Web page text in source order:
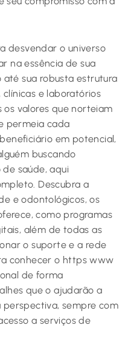
desvendar o universo
na essência de sua
sua robusta estrutura
e laboratórios
os valores que norteiam
permeia cada
em potencial,
buscando
saúde, aqui
Descubra a
e odontológicos, os
como programas
além de todas as
o suporte e a rede
conhecer o https www
de forma
que o ajudarão a
sempre com
a serviços de